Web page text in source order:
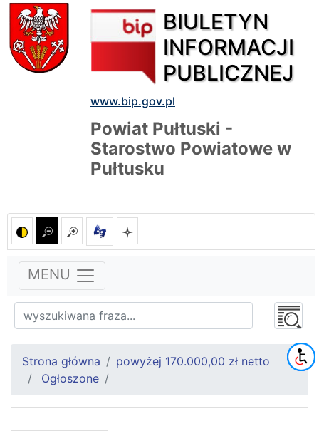
BIULETYN
INFORMACJI
PUBLICZNEJ
www.bip.gov.pl
Powiat Pułtuski -
Starostwo Powiatowe w
Pułtusku
MENU
Strona główna
powyżej 170.000,00 zł netto
Ogłoszone